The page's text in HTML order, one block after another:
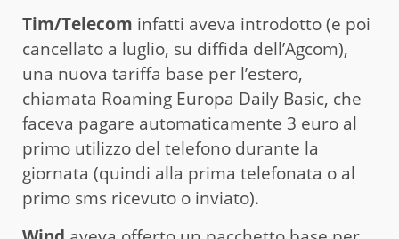
Tim/Telecom infatti aveva introdotto (e poi
cancellato a luglio, su diffida dell’Agcom),
una nuova tariffa base per l’estero,
chiamata Roaming Europa Daily Basic, che
faceva pagare automaticamente 3 euro al
primo utilizzo del telefono durante la
giornata (quindi alla prima telefonata o al
primo sms ricevuto o inviato).